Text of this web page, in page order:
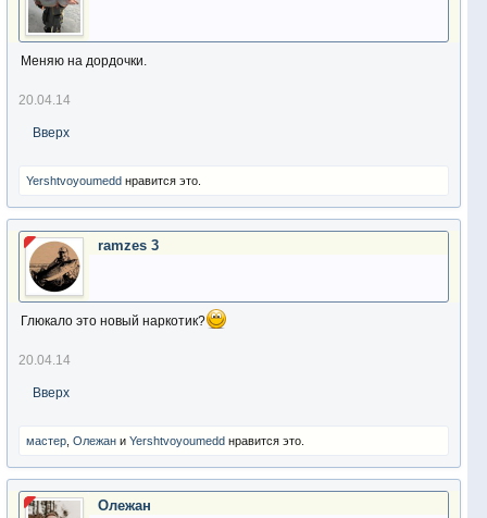
Меняю на дордочки.
20.04.14
Вверх
Yershtvoyoumedd нравится это.
ramzes 3
Глюкало это новый наркотик?
20.04.14
Вверх
мастер Олежан и Yershtvoyoumedd нравится это.
Олежан